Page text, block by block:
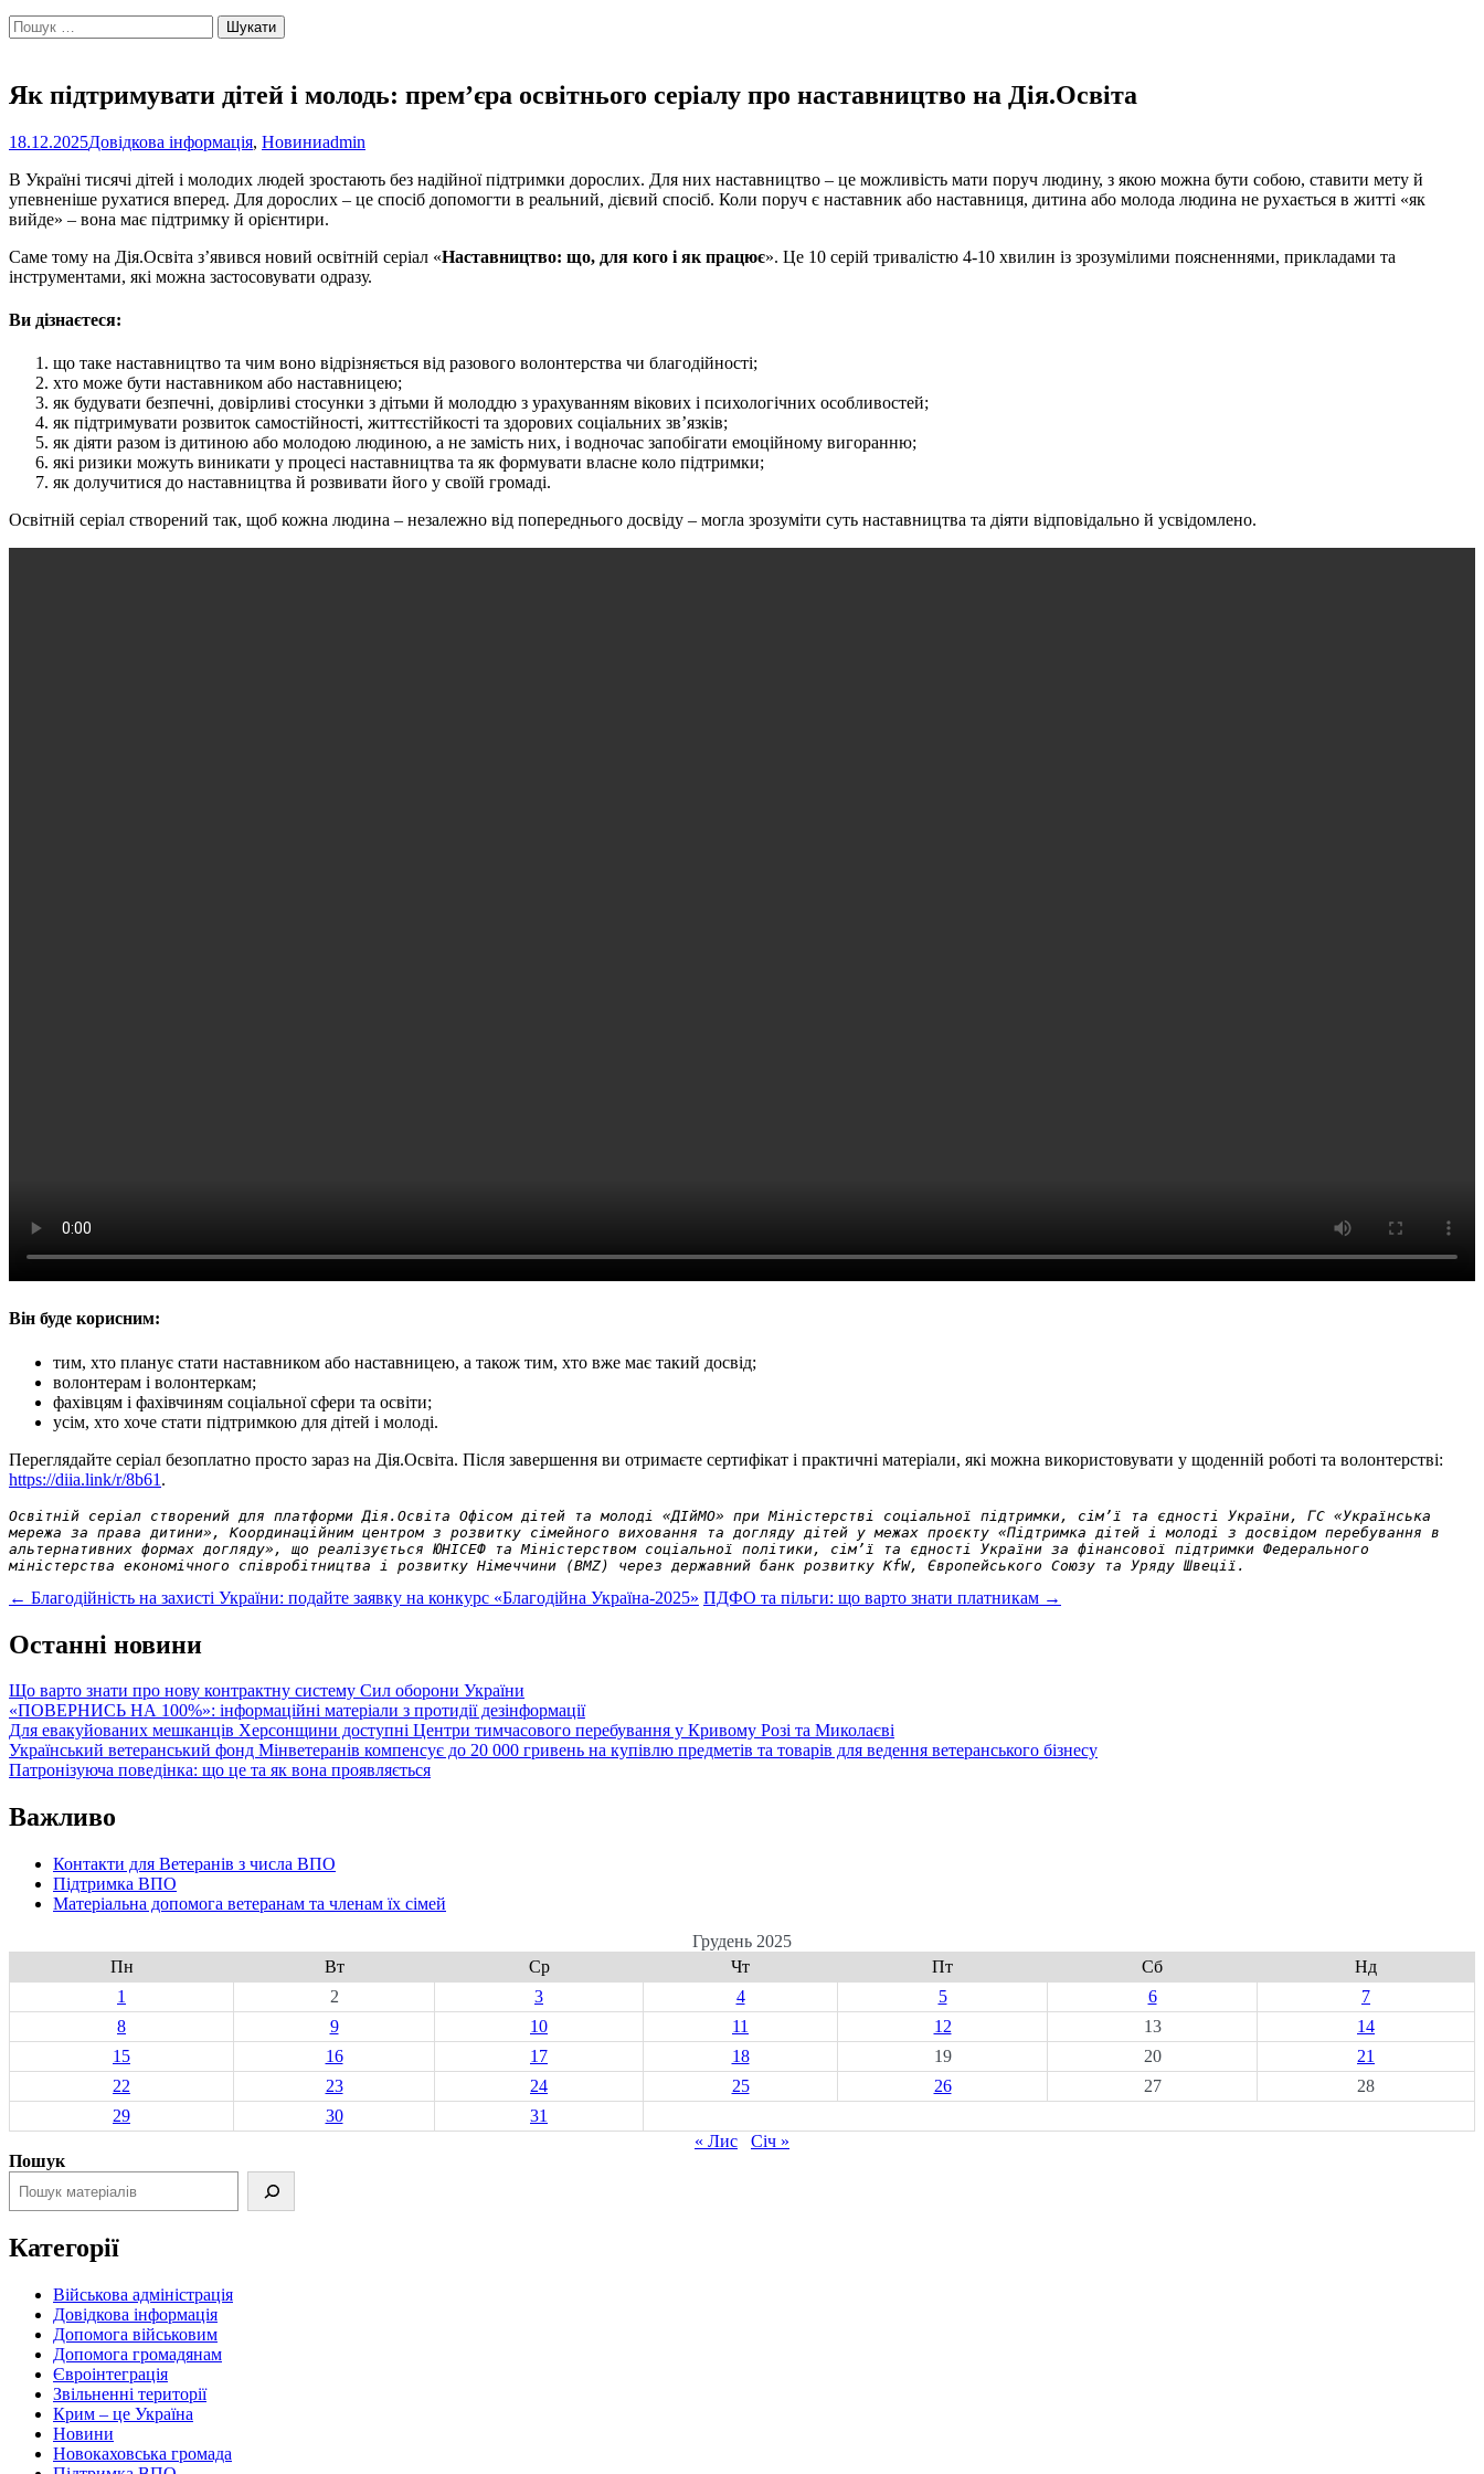
Пошук:
Як підтримувати дітей і молодь: прем’єра освітнього серіалу про наставництво на Дія.Освіта
18.12.2025Довідкова інформація, Новиниadmin
В Україні тисячі дітей і молодих людей зростають без надійної підтримки дорослих. Для них наставництво – це можливість мати поруч людину, з якою можна бути собою, ставити мету й
упевненіше рухатися вперед. Для дорослих – це спосіб допомогти в реальний, дієвий спосіб. Коли поруч є наставник або наставниця, дитина або молода людина не рухається в житті «як
вийде» – вона має підтримку й орієнтири.
Саме тому на Дія.Освіта зʼявився новий освітній серіал «Наставництво: що, для кого і як працює». Це 10 серій тривалістю 4-10 хвилин із зрозумілими поясненнями, прикладами та
інструментами, які можна застосовувати одразу.
Ви дізнаєтеся:
що таке наставництво та чим воно відрізняється від разового волонтерства чи благодійності;
хто може бути наставником або наставницею;
як будувати безпечні, довірливі стосунки з дітьми й молоддю з урахуванням вікових і психологічних особливостей;
як підтримувати розвиток самостійності, життєстійкості та здорових соціальних зв’язків;
як діяти разом із дитиною або молодою людиною, а не замість них, і водночас запобігати емоційному вигоранню;
які ризики можуть виникати у процесі наставництва та як формувати власне коло підтримки;
як долучитися до наставництва й розвивати його у своїй громаді.
Освітній серіал створений так, щоб кожна людина – незалежно від попереднього досвіду – могла зрозуміти суть наставництва та діяти відповідально й усвідомлено.
Він буде корисним:
тим, хто планує стати наставником або наставницею, а також тим, хто вже має такий досвід;
волонтерам і волонтеркам;
фахівцям і фахівчиням соціальної сфери та освіти;
усім, хто хоче стати підтримкою для дітей і молоді.
Переглядайте серіал безоплатно просто зараз на Дія.Освіта. Після завершення ви отримаєте сертифікат і практичні матеріали, які можна використовувати у щоденній роботі та волонтерстві:
https://diia.link/r/8b61 .
Освітній серіал створений для платформи Дія.Освіта Офісом дітей та молоді «ДІйМО» при Міністерстві соціальної підтримки, сім’ї та єдності України, ГС «Українська
мережа за права дитини», Координаційним центром з розвитку сімейного виховання та догляду дітей у межах проєкту «Підтримка дітей і молоді з досвідом перебування в
альтернативних формах догляду», що реалізується ЮНІСЕФ та Міністерством соціальної політики, сім’ї та єдності України за фінансової підтримки Федерального
міністерства економічного співробітництва і розвитку Німеччини (BMZ) через державний банк розвитку KfW, Європейського Союзу та Уряду Швеції.
Post
navigation
← Благодійність на захисті України: подайте заявку на конкурс «Благодійна Україна-2025» ПДФО та пільги: що варто знати платникам →
Останні новини
Що варто знати про нову контрактну систему Сил оборони України
«ПОВЕРНИСЬ НА 100%»: інформаційні матеріали з протидії дезінформації
Для евакуйованих мешканців Херсонщини доступні Центри тимчасового перебування у Кривому Розі та Миколаєві
Український ветеранський фонд Мінветеранів компенсує до 20 000 гривень на купівлю предметів та товарів для ведення ветеранського бізнесу
Патронізуюча поведінка: що це та як вона проявляється
Важливо
Контакти для Ветеранів з числа ВПО
Підтримка ВПО
Матеріальна допомога ветеранам та членам їх сімей
Грудень 2025
Пн
Вт Ср Чт Пт Сб
Нд
1
2 3 4 5 6
7
8
9 10 11 12 13
14
15
16 17 18 19 20
21
22
23 24 25 26 27
28
29
30
31
« Лис
Січ »
Пошук
Категорії
Військова адміністрація
Довідкова інформація
Допомога військовим
Допомога громадянам
Євроінтеграція
Звільненні території
Крим – це Україна
Новини
Новокаховська громада